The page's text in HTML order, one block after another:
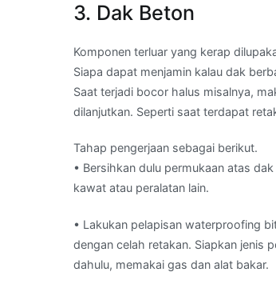
3. Dak Beton
Komponen terluar yang kerap
Siapa dapat menjamin kalau dak
Saat terjadi bocor halus misalnya,
dilanjutkan. Seperti saat terdapat
Tahap pengerjaan sebagai berikut.
• Bersihkan dulu permukaan atas
kawat atau peralatan lain.
• Lakukan pelapisan waterproofing
dengan celah retakan. Siapkan jenis
dahulu, memakai gas dan alat bakar.